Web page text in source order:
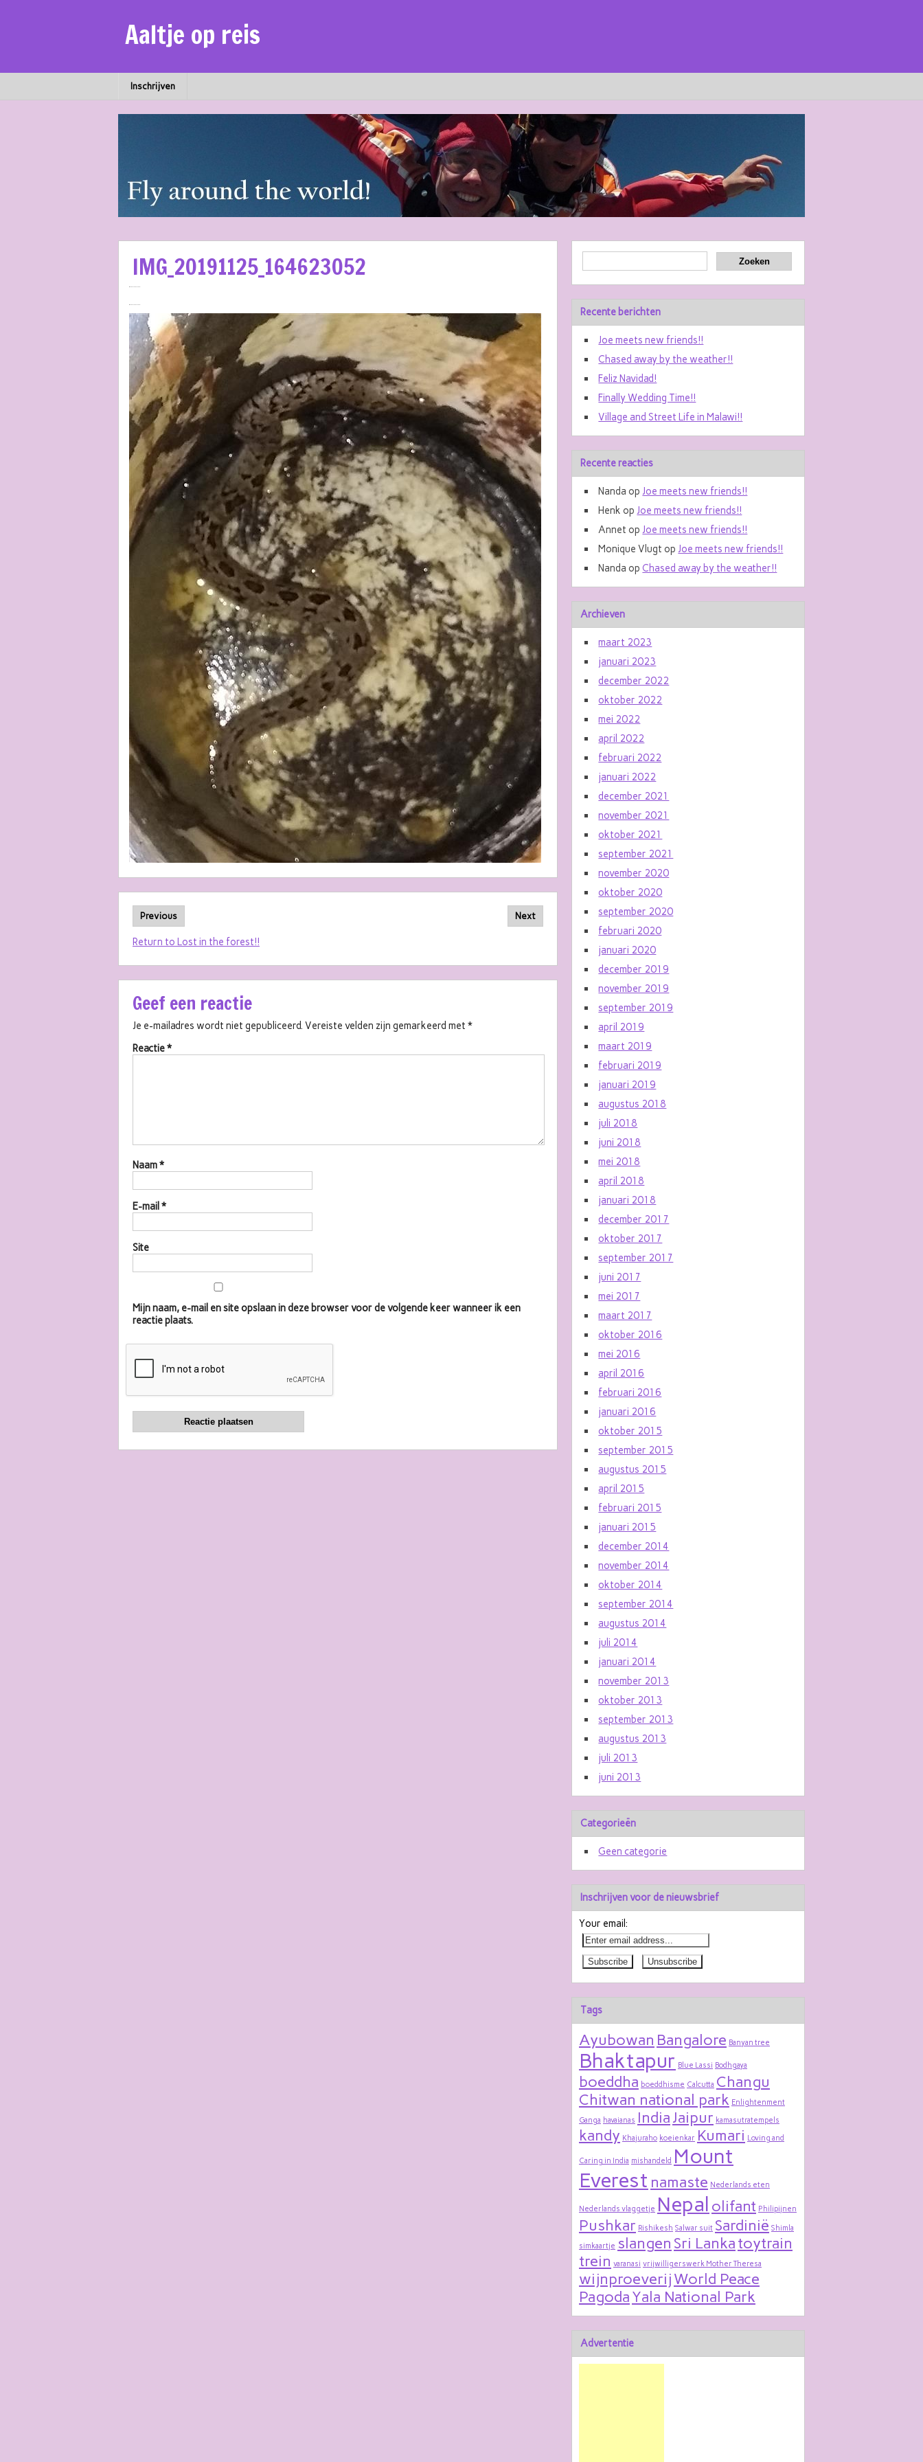
Aaltje op reis
Inschrijven
IMG_20191125_164623052
Previous Next
Return to Lost in the forest!!
Geef een reactie
Je e-mailadres wordt niet gepubliceerd. Vereiste velden zijn gemarkeerd met *
Reactie*
Naam*
E-mail *
Site
Mijn naam, e-mail en site opslaan in deze browser voor de volgende keer wanneer ik een
reactie plaats.
Recente berichten
Joe meets new friends!!
Chased away by the weather!!
Feliz Navidad!
Finally Wedding Time!!
Village and Street Life in Malawi!!
Recente reacties
Nanda opJoe meets new friends!!
Henk opJoe meets new friends!!
Annet opJoe meets new friends!!
Monique Vlugt opJoe meets new friends!!
Nanda opChased away by the weather!!
Archieven
maart 2023
januari 2023
december 2022
oktober 2022
mei 2022
april 2022
februari 2022
januari 2022
december 2021
november 2021
oktober 2021
september 2021
november 2020
oktober 2020
september 2020
februari 2020
januari 2020
december 2019
november 2019
september 2019
april 2019
maart 2019
februari 2019
januari 2019
augustus 2018
juli 2018
juni 2018
mei 2018
april 2018
januari 2018
december 2017
oktober 2017
september 2017
juni 2017
mei 2017
maart 2017
oktober 2016
mei 2016
april 2016
februari 2016
januari 2016
oktober 2015
september 2015
augustus 2015
april 2015
februari 2015
januari 2015
december 2014
november 2014
oktober 2014
september 2014
augustus 2014
juli 2014
januari 2014
november 2013
oktober 2013
september 2013
augustus 2013
juli 2013
juni 2013
Categorieën
Geen categorie
Inschrijven voor de nieuwsbrief
Your email:
Tags
Ayubowan Bangalore Banyan tree
Bhaktapur Blue Lassi Bodhgaya
boeddha boeddhisme Calcutta Changu
Chitwan national park Enlightenment
Ganga havaianas IndiaJaipur kamasutratempels
kandy Khajuraho koeienkar Kumari Loving and
Caring in India mishandeld Mount
Everest namaste Nederlands eten
Nederlands vlaggetje Nepal olifant Philipijnen
Pushkar Rishikesh Salwar suit Sardinië Shimla
simkaartje slangen Sri Lankatoytrain
trein varanasi vrijwilligerswerk Mother Theresa
wijnproeverijWorld Peace
PagodaYala National Park
Advertentie